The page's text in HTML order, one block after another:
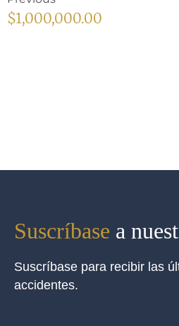
$1,000,000.00
Suscríbase a
Suscríbase para recibir las
accidentes.